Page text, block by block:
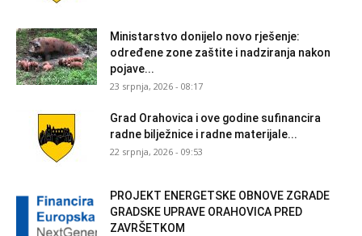
Ministarstvo donijelo novo rješenje:
određene zone zaštite i nadziranja nakon
pojave...
23 srpnja, 2026 - 08:17
Grad Orahovica i ove godine sufinancira
radne bilježnice i radne materijale...
22 srpnja, 2026 - 09:53
PROJEKT ENERGETSKE OBNOVE ZGRADE
GRADSKE UPRAVE ORAHOVICA PRED
ZAVRŠETKOM